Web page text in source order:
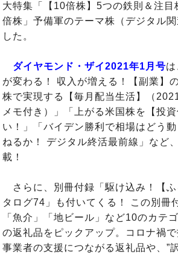
大特集「【10倍株】5つの鉄則＆注目
倍株」予備軍のテーマ株（デジタル
した。
ダイヤモンド・ザイ2021年1月号
が変わる！ 収入が増える！【副業】
株で実現する【毎月配当生活】（
メモ付き）」「上がる米国株を【投
い！」「バイデン勝利で相場はどう
ねるか！ デジタル終活最前線」など
載！
さらに、別冊付録「駆け込み！【ふ
タログ74」も付いてくる！ この別冊
「魚介」「地ビール」など10のカテ
の返礼品をピックアップ。コロナ禍
事業者の支援につながる返礼品や、”